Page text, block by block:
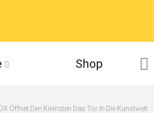
Shop
Öffnet Den Kleinsten Das Tor In Die Kunstwelt